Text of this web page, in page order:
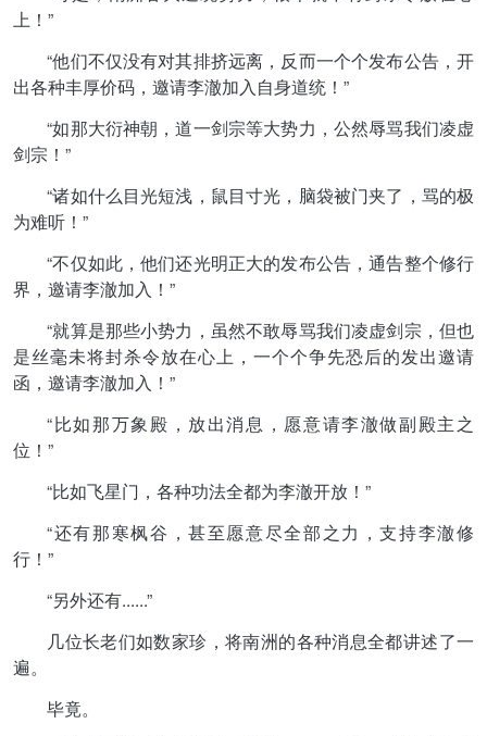
上！”
“他们不仅没有对其排挤远离，反而一个个发布公告，开
出各种丰厚价码，邀请李澈加入自身道统！”
“如那大衍神朝，道一剑宗等大势力，公然辱骂我们凌虚
剑宗！”
“诸如什么目光短浅，鼠目寸光，脑袋被门夹了，骂的极
为难听！”
“不仅如此，他们还光明正大的发布公告，通告整个修行
界，邀请李澈加入！”
“就算是那些小势力，虽然不敢辱骂我们凌虚剑宗，但也
是丝毫未将封杀令放在心上，一个个争先恐后的发出邀请
函，邀请李澈加入！”
“比如那万象殿，放出消息，愿意请李澈做副殿主之
位！”
“比如飞星门，各种功法全都为李澈开放！”
“还有那寒枫谷，甚至愿意尽全部之力，支持李澈修
行！”
“另外还有......”
几位长老们如数家珍，将南洲的各种消息全都讲述了一
遍。
毕竟。